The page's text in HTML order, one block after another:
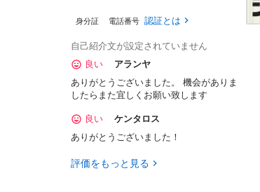
身分証 電話番号 認証とは
自己紹介文が設定されていません
良い
アランヤ
ありがとうございました。 機会がありま
したらまた宜しくお願い致します
良い
ケンタロス
ありがとうございました！
評価をもっと見る